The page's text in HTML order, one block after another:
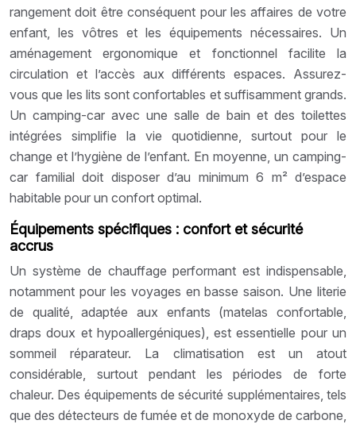
rangement doit être conséquent pour les affaires de votre
enfant, les vôtres et les équipements nécessaires. Un
aménagement ergonomique et fonctionnel facilite la
circulation et l’accès aux différents espaces. Assurez-
vous que les lits sont confortables et suffisamment grands.
Un camping-car avec une salle de bain et des toilettes
intégrées simplifie la vie quotidienne, surtout pour le
change et l’hygiène de l’enfant. En moyenne, un camping-
car familial doit disposer d’au minimum 6 m² d’espace
habitable pour un confort optimal.
Équipements spécifiques : confort et sécurité
accrus
Un système de chauffage performant est indispensable,
notamment pour les voyages en basse saison. Une literie
de qualité, adaptée aux enfants (matelas confortable,
draps doux et hypoallergéniques), est essentielle pour un
sommeil réparateur. La climatisation est un atout
considérable, surtout pendant les périodes de forte
chaleur. Des équipements de sécurité supplémentaires, tels
que des détecteurs de fumée et de monoxyde de carbone,